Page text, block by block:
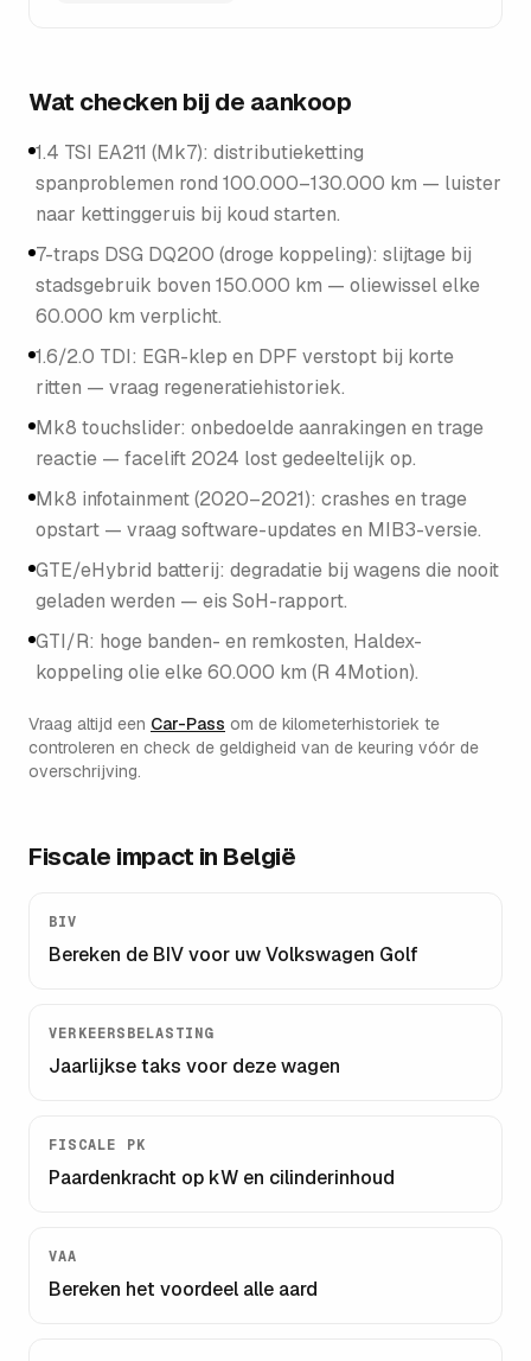
Wat checken bij de aankoop
1.4 TSI EA211 (Mk7): distributieketting
spanproblemen rond 100.000–130.000 km — luister
naar kettinggeruis bij koud starten.
7-traps DSG DQ200 (droge koppeling): slijtage bij
stadsgebruik boven 150.000 km — oliewissel elke
60.000 km verplicht.
1.6/2.0 TDI: EGR-klep en DPF verstopt bij korte
ritten — vraag regeneratiehistoriek.
Mk8 touchslider: onbedoelde aanrakingen en trage
reactie — facelift 2024 lost gedeeltelijk op.
Mk8 infotainment (2020–2021): crashes en trage
opstart — vraag software-updates en MIB3-versie.
GTE/eHybrid batterij: degradatie bij wagens die nooit
geladen werden — eis SoH-rapport.
GTI/R: hoge banden- en remkosten, Haldex-
koppeling olie elke 60.000 km (R 4Motion).
Vraag altijd een Car-Pass om de kilometerhistoriek te
controleren en check de geldigheid van de keuring vóór de
overschrijving.
Fiscale impact in België
BIV
Bereken de BIV voor uwVolkswagen Golf
VERKEERSBELASTING
Jaarlijkse taks voor deze wagen
FISCALE PK
Paardenkracht op kW en cilinderinhoud
VAA
Bereken het voordeel alle aard